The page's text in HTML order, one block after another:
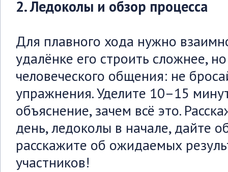
2. Ледоколы и обзор процесса
Для плавного хода нужно
удалёнке его строить сложнее,
человеческого общения: не
упражнения. Уделите 10–15
объяснение, зачем всё это.
день, ледоколы в начале, дайте
расскажите об ожидаемых
участников!